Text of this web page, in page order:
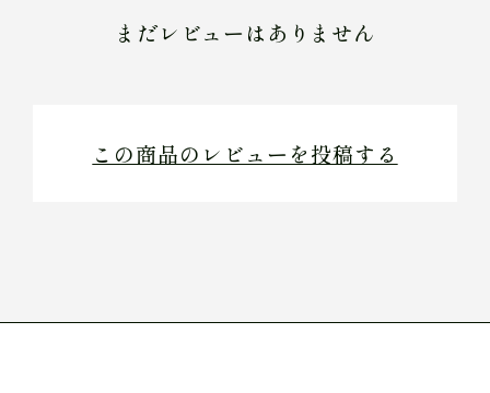
この商品のレビューを投稿する
まだレビューはありません